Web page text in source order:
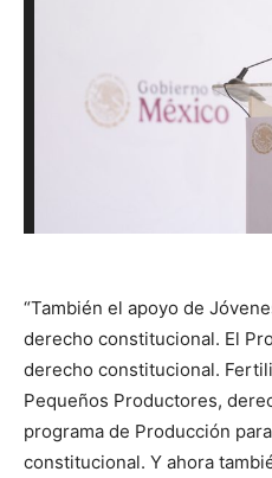
“También el apoyo de
derecho constitucional. El
derecho constitucional.
Pequeños Productores,
programa de Producción
constitucional. Y ahora